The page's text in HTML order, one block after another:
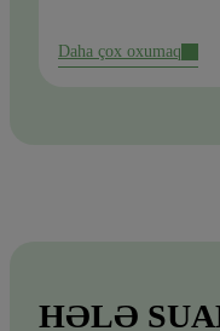
Daha çox oxumaq
HƏLƏ